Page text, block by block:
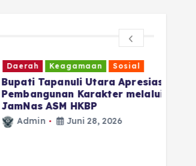
Keagamaan Sosial
Tapanuli Utara Apresiasi
Karakter melalui
ASM HKBP
Admin Juni 28, 2026